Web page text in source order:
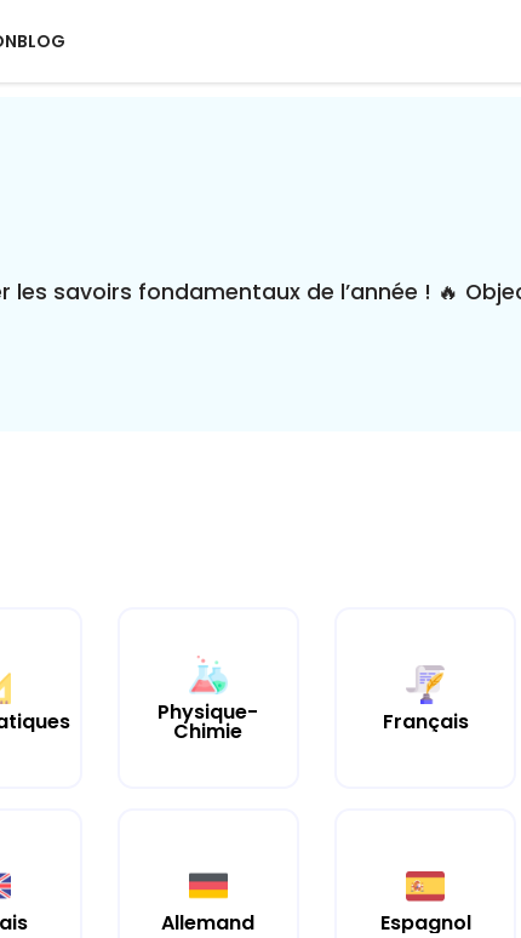
BLOG
savoirs fondamentaux de l’année ! 🔥
Physique-
Chimie Français
Allemand Espagnol